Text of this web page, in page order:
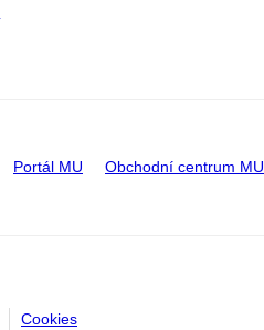
Portál MU Obchodní centrum MU
Cookies